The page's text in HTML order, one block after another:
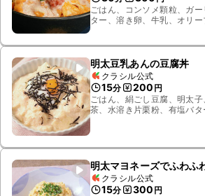
ごはん、コンソメ顆粒、ガ
ター、溶き卵、牛乳、オリ
明太豆乳あんの豆腐丼
クラシル公式
15分 200 円
ごはん、絹ごし豆腐、明太
茶、水溶き片栗粉、有塩バ
明太マヨネーズでふわふ
クラシル公式
15分 300 円